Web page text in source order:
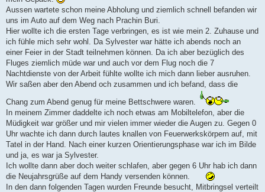
Aussen wartete schon meine Abholung und ziemlich schnell befanden wir
uns im Auto auf dem Weg nach Prachin Buri.
Hier wollte ich die ersten Tage verbringen, es ist wie mein 2. Zuhause und
ich fühle mich sehr wohl. Da Sylvester war hätte ich abends noch an
einer Feier in der Stadt teilnehmen können. Da ich aber bezüglich des
Fluges ziemlich müde war und auch vor dem Flug noch die 7
Nachtdienste von der Arbeit fühlte wollte ich mich dann lieber ausruhen.
Wir saßen aber den Abend och zusammen und ich befand, dass die
Chang zum Abend genug für meine Bettschwere waren.
In meinem Zimmer daddelte ich noch etwas am Mobiltelefon, aber die
Müdigkeit war größer und mir vielen immer wieder die Augen zu. Gegen 0
Uhr wachte ich dann durch lautes knallen von Feuerwerkskörpern auf, mit
Tatel in der Hand. Nach einer kurzen Orientierungsphase war ich im Bilde
und ja, es war ja Sylvester.
Ich wollte dann aber doch weiter schlafen, aber gegen 6 Uhr hab ich dann
die Neujahrsgrüße auf dem Handy versenden können.
In den dann folgenden Tagen wurden Freunde besucht, Mitbringsel verteilt